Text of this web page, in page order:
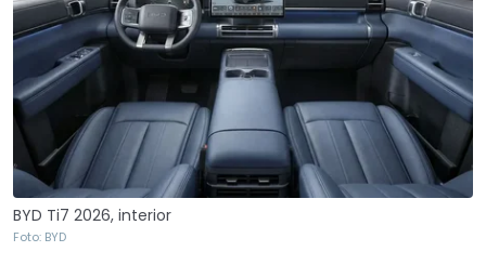
BYD Ti7 2026, interior
Foto: BYD